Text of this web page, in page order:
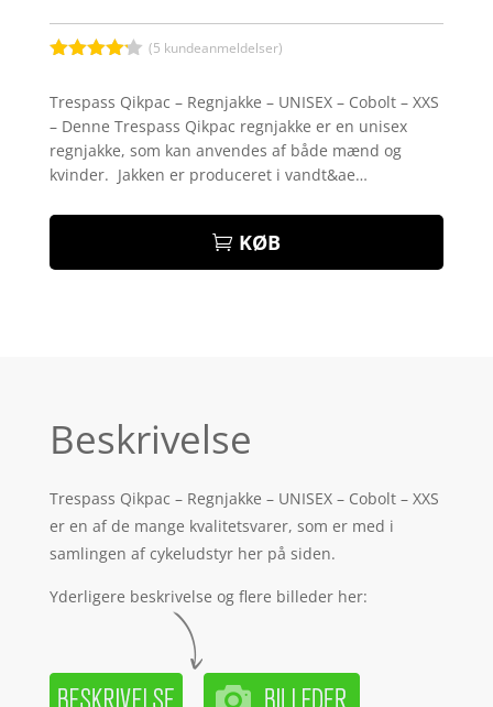
ud af 5
baseret
kundebedø
mmelser
(5 kundeanmeldelser)
Trespass Qikpac – Regnjakke – UNISEX – Cobolt – XXS
– Denne Trespass Qikpac regnjakke er en unisex
regnjakke, som kan anvendes af både mænd og
kvinder. Jakken er produceret i vandt&ae…
KØB
Beskrivelse
Trespass Qikpac – Regnjakke – UNISEX – Cobolt – XXS
er en af de mange kvalitetsvarer, som er med i
samlingen af cykeludstyr her på siden.
Yderligere beskrivelse og flere billeder her: